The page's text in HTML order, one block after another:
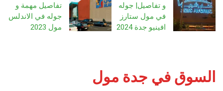
و تفاصيل| جوله
في مول ستارز
افينيو جدة 2024
تفاصيل مهمة و
جوله في الاندلس
مول 2023
السوق في جدة مول